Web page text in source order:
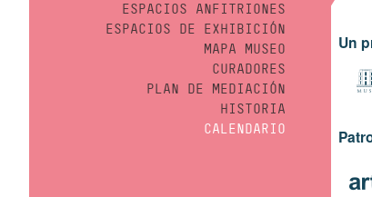
ESPACIOS ANFITRIONES
ESPACIOS DE EXHIBICIÓN
MAPA MUSEO
CURADORES
PLAN DE MEDIACIÓN
HISTORIA
CALENDARIO
Un